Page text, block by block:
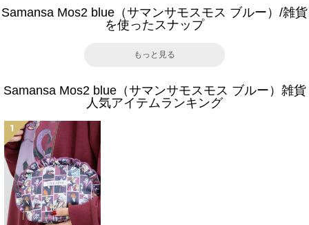
Samansa Mos2 blue（サマンサモスモス ブルー）/雑貨
を使ったスナップ
もっと見る
Samansa Mos2 blue（サマンサモスモス ブルー）雑貨
人気アイテムランキング
1